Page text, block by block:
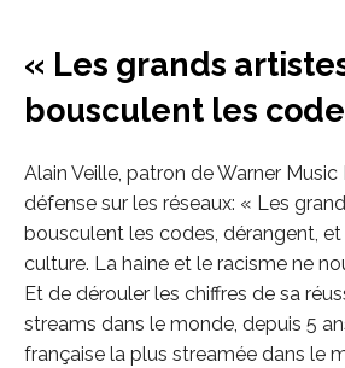
« Les grands
bousculent les
Alain Veille, patron de Warner Music
défense sur les réseaux: « Les
bousculent les codes, dérangent,
culture. La haine et le racisme ne
Et de dérouler les chiffres de sa
streams dans le monde, depuis 5
française la plus streamée dans le